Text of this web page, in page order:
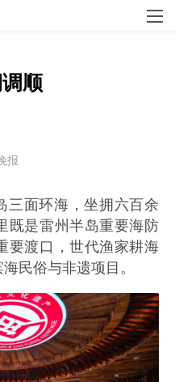
顺
报
三面环海，坐拥六百余
既是雷州半岛重要海防
要渡口，世代渔家耕海
民俗与非遗项目。